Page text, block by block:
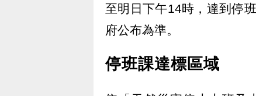
至明日下午14時，達到停
府公布為準。
停班課達標區域